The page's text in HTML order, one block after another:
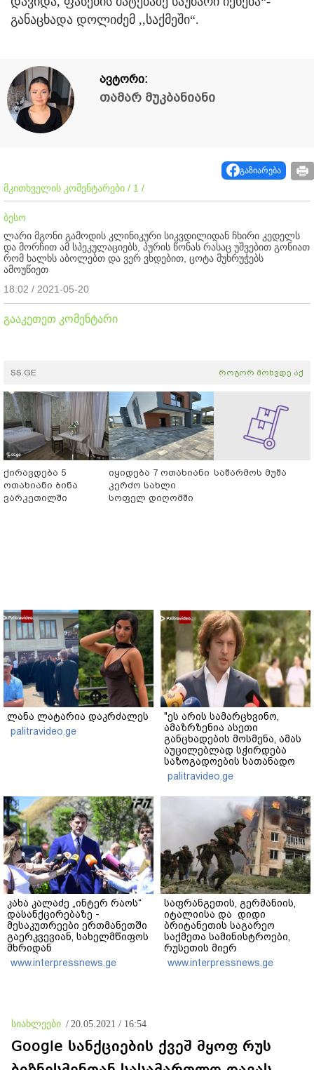
განაცხადა დოლიძემ ,,საქმეში“.
ავტორი:
თამარ მუკბანიანი
გაზიარება
მკითხველის კომენტარები / 1 /
ბესო
ლარი მგონი გამოდის კლინიკური სიკვდილიდან ჩხირი კედელს
და მორჩით ამ სპეკულაციებს, პურის წონას რასაც უშვებით გონიათ
რომ ხალხს აბოლებთ და ვერ ვხდებით, ცოტა მუხრუჭებს
ამოუწიეთ
18:02 / 2021-05-20
გააკეთეთ კომენტარი
SS.GE როგორ მოხვდე აქ
ქირავდება 5
ოთახიანი ბინა
ვარკეთილში
იყიდება 7 ოთახიანი
კერძო სახლი
სოფელ დიღომში
საწარმოს მუშა
ლანა ლატარია დაკრძალეს
palitravideo.ge
"ეს არის სამარცხვინო,
ამაზრზენია ასეთი
განცხადების მოსმენა, ამას
აუცილებლად სჭირდება
საზოგადოების სათანადო
რეაქცია" - ირაკლი
კობახიძე
palitravideo.ge
კახა კალაძე „ინტერ რაოს“
დასანქცირებაზე -
მესაკუთრეები ერთმანეთში
გაერკვევიან, სახელმწიფოს
მხრიდან
ბიზნესსაქმიანობაში
უხეშად ჩარევა,
სახელმწიფოს მოქმედება,
ნაბიჯებს გადავდგამთ
www.interpressnews.ge
საფრანგეთის, გერმანიის,
იტალიისა და დიდი
ბრიტანეთის საგარეო
საქმეთა სამინისტროები,
რუსეთის მიერ
საქართველოს ოკუპაციის
მორიგ წლისთავთან
www.interpressnews.ge
სიახლეები / 20.05.2021 / 16:54
Google სანქციების ქვეშ მყოფ რუს